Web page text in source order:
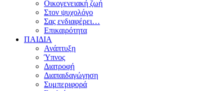
Οικογενειακή ζωή
Στον ψυχολόγο
Σας ενδιαφέρει…
Επικαιρότητα
ΠΑΙΔΙΑ
Ανάπτυξη
Ύπνος
Διατροφή
Διαπαιδαγώγηση
Συμπεριφορά